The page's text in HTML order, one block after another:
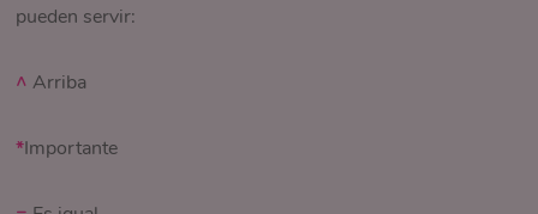
pueden servir:
^Arriba
*Importante
imaginación para personalizar cada apunte de una forma
creativa y quedaría muy parecido a un
¡Tip extra!